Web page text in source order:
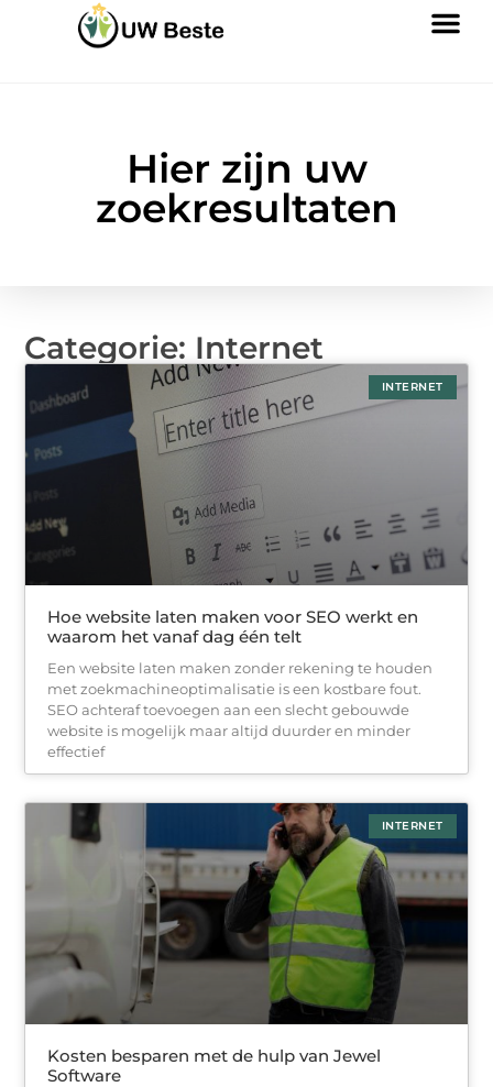
Hier zijn uw
zoekresultaten
Categorie: Internet
INTERNET
Hoe website laten maken voor SEO werkt en
waarom het vanaf dag één telt
Een website laten maken zonder rekening te houden
met zoekmachineoptimalisatie is een kostbare fout.
SEO achteraf toevoegen aan een slecht gebouwde
website is mogelijk maar altijd duurder en minder
effectief
INTERNET
Kosten besparen met de hulp van Jewel
Software